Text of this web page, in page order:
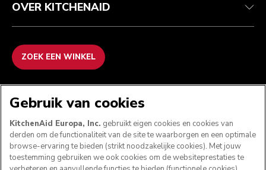
OVER KITCHENAID
ZOEK EEN WINKEL
VOLG ONS
Gebruik van cookies
KitchenAid Europa, Inc. gebruikt eigen cookies en cookies van
derden om de functionaliteit van de site te waarborgen en een optimale
browse-ervaring te bieden (strikt noodzakelijke cookies). Met jouw
toestemming gebruiken we ook cookies om de websiteprestaties te